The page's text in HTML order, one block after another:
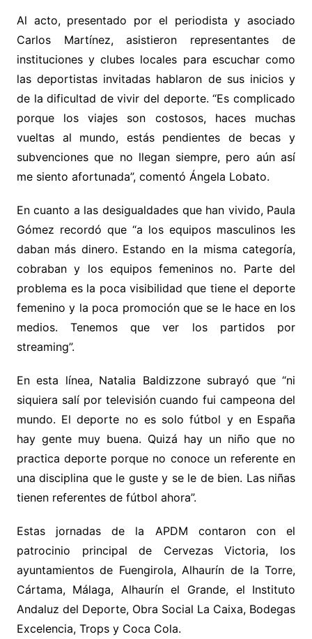
Al acto, presentado por el periodista y asociado
Carlos Martínez, asistieron representantes de
instituciones y clubes locales para escuchar como
las deportistas invitadas hablaron de sus inicios y
de la dificultad de vivir del deporte. “Es complicado
porque los viajes son costosos, haces muchas
vueltas al mundo, estás pendientes de becas y
subvenciones que no llegan siempre, pero aún así
me siento afortunada”, comentó Ángela Lobato.
En cuanto a las desigualdades que han vivido, Paula
Gómez recordó que “a los equipos masculinos les
daban más dinero. Estando en la misma categoría,
cobraban y los equipos femeninos no. Parte del
problema es la poca visibilidad que tiene el deporte
femenino y la poca promoción que se le hace en los
medios. Tenemos que ver los partidos por
streaming”.
En esta línea, Natalia Baldizzone subrayó que “ni
siquiera salí por televisión cuando fui campeona del
mundo. El deporte no es solo fútbol y en España
hay gente muy buena. Quizá hay un niño que no
practica deporte porque no conoce un referente en
una disciplina que le guste y se le de bien. Las niñas
tienen referentes de fútbol ahora”.
Estas jornadas de la APDM contaron con el
patrocinio principal de Cervezas Victoria, los
ayuntamientos de Fuengirola, Alhaurín de la Torre,
Cártama, Málaga, Alhaurín el Grande, el Instituto
Andaluz del Deporte, Obra Social La Caixa, Bodegas
Excelencia, Trops y Coca Cola.